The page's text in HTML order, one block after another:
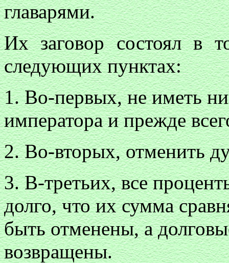
главарями.
Их заговор состоял в
следующих пунктах:
1. Во-первых, не иметь
императора и прежде
2. Во-вторых, отменить
3. В-третьих, все
долго, что их сумма
быть отменены, а
возвращены.